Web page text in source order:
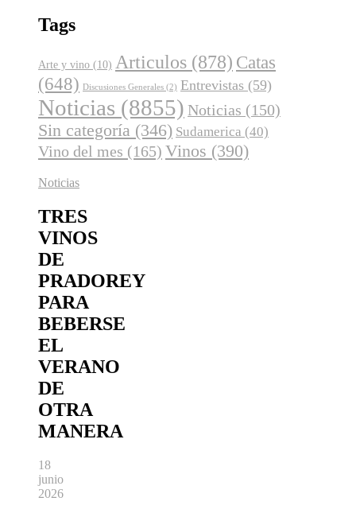
Tags
Arte y vino (10) Articulos (878) Catas
(648) Discusiones Generales (2) Entrevistas (59)
Noticias (8855) Noticias (150)
Sin categoría (346) Sudamerica (40)
Vino del mes (165) Vinos (390)
Noticias
TRES
VINOS
DE
PRADOREY
PARA
BEBERSE
EL
VERANO
DE
OTRA
MANERA
18
junio
2026